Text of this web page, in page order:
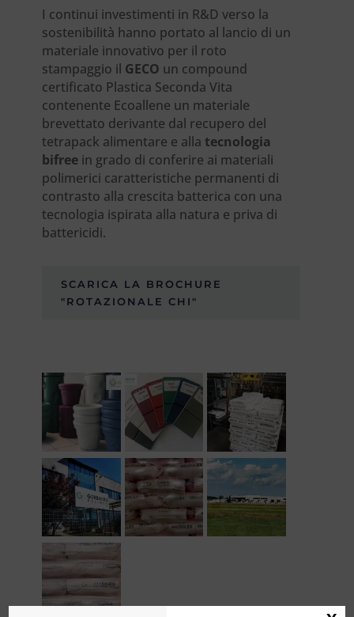
I continui investimenti in R&D verso la
sostenibilità hanno portato al lancio di un
materiale innovativo per il roto
stampaggio il GECO un compound
certificato Plastica Seconda Vita
contenente Ecoallene un materiale
brevettato derivante dal recupero del
tetrapack alimentare e alla tecnologia
bifree in grado di conferire ai materiali
polimerici caratteristiche permanenti di
contrasto alla crescita batterica con una
tecnologia ispirata alla natura e priva di
battericidi.
SCARICA LA BROCHURE
"ROTAZIONALE CHI"